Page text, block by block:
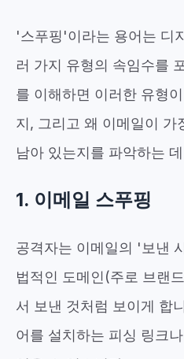
'스푸핑'이라는 용어는 디
러 가지 유형의 속임수를
를 이해하면 이러한 유형
지, 그리고 왜 이메일이 가
남아 있는지를 파악하는
1. 이메일 스푸핑
공격자는 이메일의 '보낸
법적인 도메인(주로 브랜
서 보낸 것처럼 보이게 합
어를 설치하는 피싱 링크